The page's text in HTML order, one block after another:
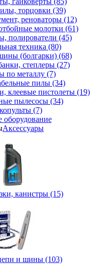
торцовки (39)
реноваторы (12)
молотки (61)
(45)
техника (80)
(болгарки) (68)
степлеры (27)
по металлу (7)
пилы (34)
клеевые пистолеты (19)
пылесосы (34)
(7)
оборудование
Аксессуары
канистры (15)
и шины (103)